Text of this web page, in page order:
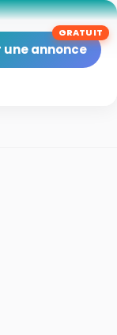
une annonce